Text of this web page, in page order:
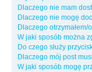
Dlaczego nie mam
Dlaczego nie mogę
Dlaczego otrzymałem/
W jaki sposób można
Do czego służy
Dlaczego mój post
W jaki sposób mogę